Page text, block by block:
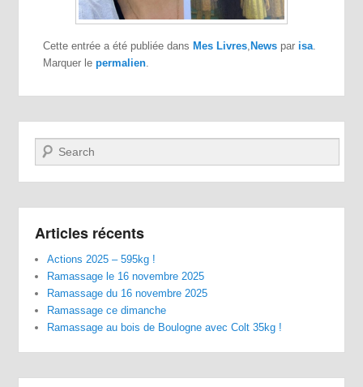
Cette entrée a été publiée dansMes Livres ,News par isa
Marquer lepermalien
Recherche
Articles récents
Actions 2025 – 595kg !
Ramassage le 16 novembre 2025
Ramassage du 16 novembre 2025
Ramassage ce dimanche
Ramassage au bois de Boulogne avec Colt 35kg !